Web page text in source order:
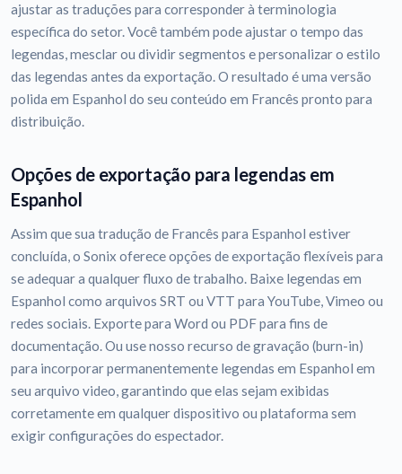
ajustar as traduções para corresponder à terminologia
específica do setor. Você também pode ajustar o tempo das
legendas, mesclar ou dividir segmentos e personalizar o estilo
das legendas antes da exportação. O resultado é uma versão
polida em Espanhol do seu conteúdo em Francês pronto para
distribuição.
Opções de exportação para legendas em
Espanhol
Assim que sua tradução de Francês para Espanhol estiver
concluída, o Sonix oferece opções de exportação flexíveis para
se adequar a qualquer fluxo de trabalho. Baixe legendas em
Espanhol como arquivos SRT ou VTT para YouTube, Vimeo ou
redes sociais. Exporte para Word ou PDF para fins de
documentação. Ou use nosso recurso de gravação (burn-in)
para incorporar permanentemente legendas em Espanhol em
seu arquivo video, garantindo que elas sejam exibidas
corretamente em qualquer dispositivo ou plataforma sem
exigir configurações do espectador.